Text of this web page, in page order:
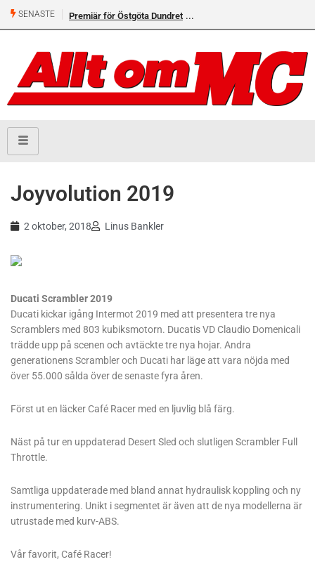
SENASTE Premiär för Östgöta Dundret
Joyvolution 2019
2 oktober, 2018 Linus Bankler
Ducati Scrambler 2019
Ducati kickar igång Intermot 2019 med att presentera tre nya
Scramblers med 803 kubiksmotorn. Ducatis VD Claudio Domenicali
trädde upp på scenen och avtäckte tre nya hojar. Andra
generationens Scrambler och Ducati har läge att vara nöjda med
över 55.000 sålda över de senaste fyra åren.
Först ut en läcker Café Racer med en ljuvlig blå färg.
Näst på tur en uppdaterad Desert Sled och slutligen Scrambler Full
Throttle.
Samtliga uppdaterade med bland annat hydraulisk koppling och ny
instrumentering. Unikt i segmentet är även att de nya modellerna är
utrustade med kurv-ABS.
Vår favorit, Café Racer!